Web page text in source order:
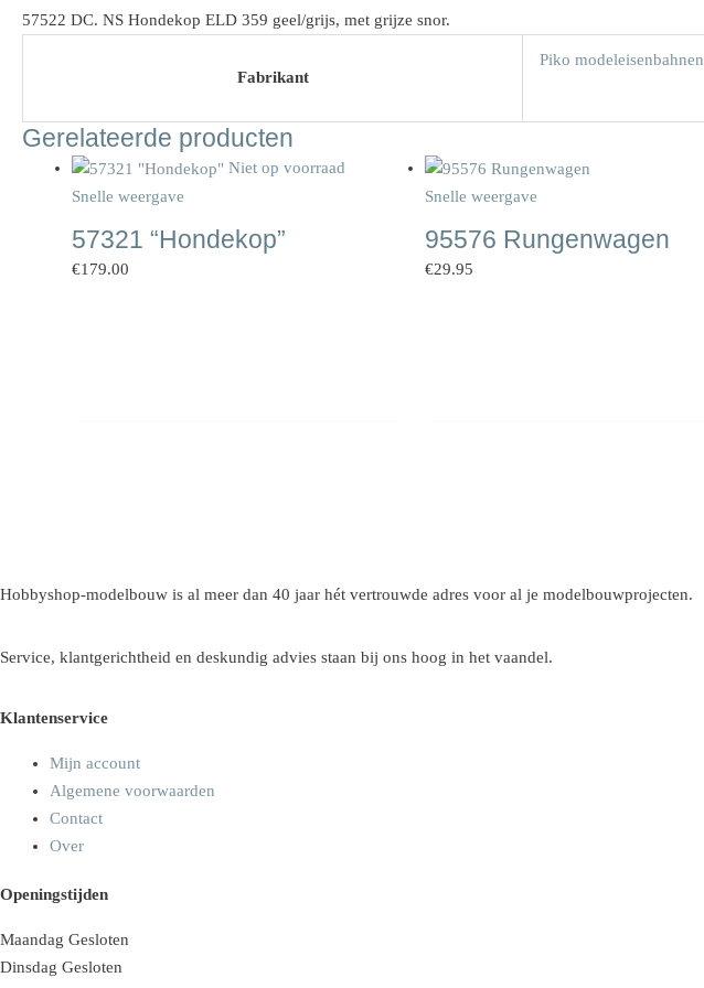
57522 DC. NS Hondekop ELD 359 geel/grijs, met grijze snor.
Fabrikant
Piko modeleisenbahnen
Gerelateerde producten
Niet op voorraad
Snelle weergave
57321 “Hondekop”
€179.00
Snelle weergave
95576 Rungenwagen
€29.95
Hobbyshop-modelbouw is al meer dan 40 jaar hét vertrouwde adres voor al je modelbouwprojecten.
Service, klantgerichtheid en deskundig advies staan bij ons hoog in het vaandel.
Klantenservice
Mijn account
Algemene voorwaarden
Contact
Over
Openingstijden
Maandag Gesloten
Dinsdag Gesloten